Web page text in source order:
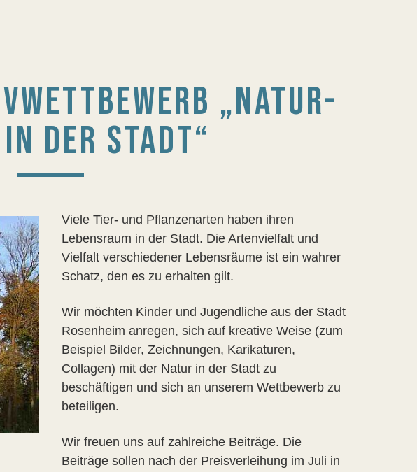
„NATUR-
DER STADT“
Viele Tier- und Pflanzenarten haben ihren
Lebensraum in der Stadt. Die Artenvielfalt und
Vielfalt verschiedener Lebensräume ist ein wahrer
Schatz, den es zu erhalten gilt.
Wir möchten Kinder und Jugendliche aus der Stadt
Rosenheim anregen, sich auf kreative Weise (zum
Beispiel Bilder, Zeichnungen, Karikaturen,
Collagen) mit der Natur in der Stadt zu
beschäftigen und sich an unserem Wettbewerb zu
beteiligen.
Wir freuen uns auf zahlreiche Beiträge. Die
Beiträge sollen nach der Preisverleihung im Juli in